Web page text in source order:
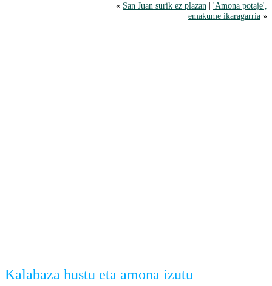
« San Juan surik ez plazan | 'Amona potaje',
emakume ikaragarria »
Kalabaza hustu eta amona izutu